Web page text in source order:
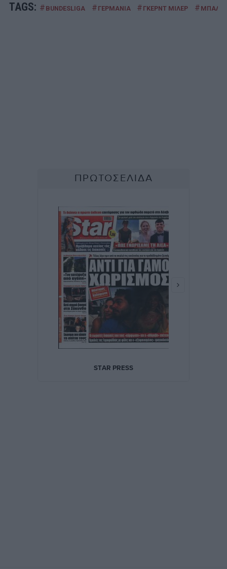
TAGS: # BUNDESLIGA # ΓΕΡΜΑΝΙΑ # ΓΚΕΡΝΤ ΜΙΛΕΡ # ΜΠΑΛΑ